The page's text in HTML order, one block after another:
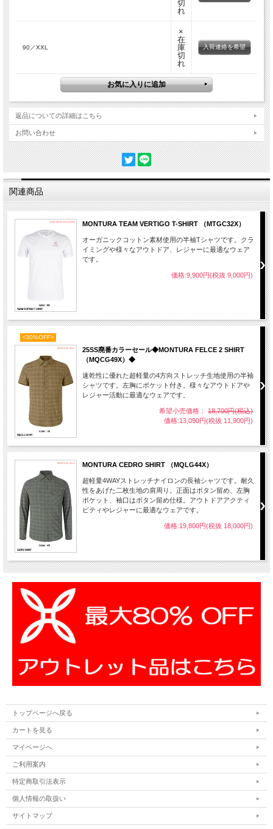
切
れ
90／XXL
×
在
庫
切
れ
入荷連絡を希望
返品についての詳細はこちら
お問い合わせ
関連商品
MONTURA TEAM VERTIGO T-SHIRT （MTGC32X）
オーガニックコットン素材使用の半袖Tシャツです。クラ
イミングや様々なアウトドア、レジャーに最適なウェア
です。
価格:9,900円(税抜 9,000円)
<30%OFF>
25SS廃番カラーセール◆MONTURA FELCE 2 SHIRT
（MQCG49X）◆
速乾性に優れた超軽量の4方向ストレッチ生地使用の半袖
シャツです。左胸にポケット付き。様々なアウトドアや
レジャー活動に最適なウェアです。
希望小売価格： 18,700円(税込)
価格:13,090円(税抜 11,900円)
MONTURA CEDRO SHIRT （MQLG44X）
超軽量4WAYストレッチナイロンの長袖シャツです。耐久
性をあげた二枚生地の肩周り。正面はボタン留め、左胸
ポケット、袖口はボタン留め仕様。アウトドアアクティ
ビティやレジャーに最適なウェアです。
価格:19,800円(税抜 18,000円)
トップページへ戻る
カートを見る
マイページへ
ご利用案内
特定商取引法表示
個人情報の取扱い
サイトマップ